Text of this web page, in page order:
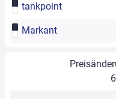
tankpoint
Markant